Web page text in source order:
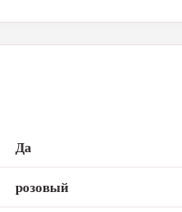
Да
розовый